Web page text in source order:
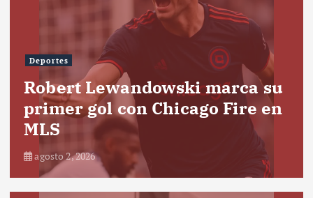
Deportes
Robert Lewandowski marca su
primer gol con Chicago Fire en
MLS
agosto 2, 2026